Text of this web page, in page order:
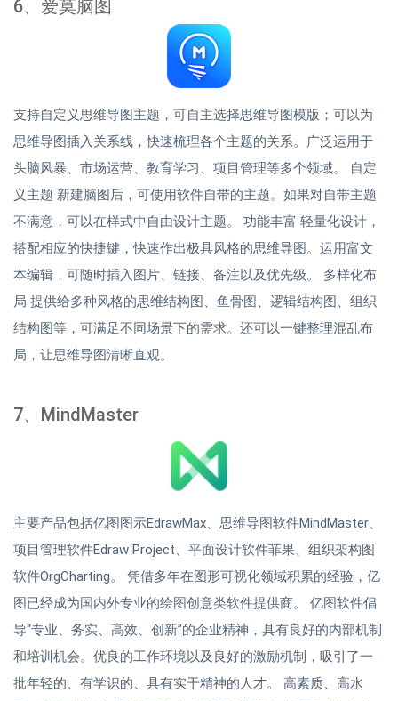
6、爱莫脑图
支持自定义思维导图主题，可自主选择思维导图模版；可以为
思维导图插入关系线，快速梳理各个主题的关系。广泛运用于
头脑风暴、市场运营、教育学习、项目管理等多个领域。 自定
义主题 新建脑图后，可使用软件自带的主题。如果对自带主题
不满意，可以在样式中自由设计主题。 功能丰富 轻量化设计，
搭配相应的快捷键，快速作出极具风格的思维导图。运用富文
本编辑，可随时插入图片、链接、备注以及优先级。 多样化布
局 提供给多种风格的思维结构图、鱼骨图、逻辑结构图、组织
结构图等，可满足不同场景下的需求。还可以一键整理混乱布
局，让思维导图清晰直观。
7、MindMaster
主要产品包括亿图图示EdrawMax、思维导图软件MindMaster、
项目管理软件Edraw Project、平面设计软件菲果、组织架构图
软件OrgCharting。 凭借多年在图形可视化领域积累的经验，亿
图已经成为国内外专业的绘图创意类软件提供商。 亿图软件倡
导“专业、务实、高效、创新”的企业精神，具有良好的内部机制
和培训机会。优良的工作环境以及良好的激励机制，吸引了一
批年轻的、有学识的、具有实干精神的人才。 高素质、高水